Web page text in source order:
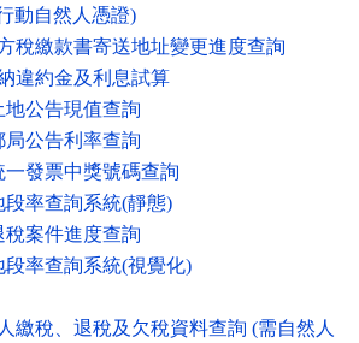
動自然人憑證)
稅繳款書寄送地址變更進度查詢
違約金及利息試算
地公告現值查詢
局公告利率查詢
一發票中獎號碼查詢
段率查詢系統(靜態)
稅案件進度查詢
段率查詢系統(視覺化)
繳稅、退稅及欠稅資料查詢 (需自然人